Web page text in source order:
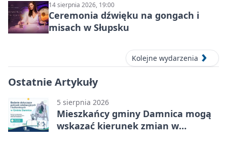
14 sierpnia 2026, 19:00
Ceremonia dźwięku na gongach i
misach w Słupsku
Kolejne wydarzenia
Ostatnie Artykuły
5 sierpnia 2026
Mieszkańcy gminy Damnica mogą
wskazać kierunek zmian w